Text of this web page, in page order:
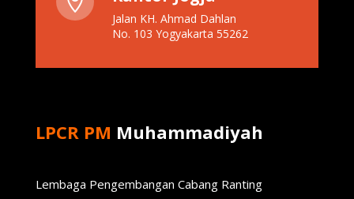
Jalan KH. Ahmad Dahlan
No. 103 Yogyakarta 55262
LPCR PM Muhammadiyah
Lembaga Pengembangan Cabang Ranting